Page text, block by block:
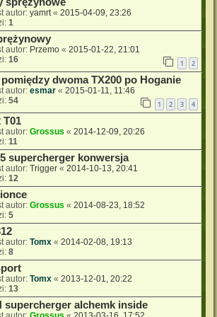
sprężynowe
autor: yamrt« 2015-04-09, 23:26
1
autor: Przemo « 2015-01-22, 21:01
16 1 2
pomiędzy dwoma TX200 po Hoganie
autor: esmar « 2015-01-11, 11:46
54 1 2 3 4
T01
autor: Grossus « 2014-12-09, 20:26
11
supercherger konwersja
autor: Trigger « 2014-10-13, 20:41
12
autor: Grossus « 2014-08-23, 18:52
5
autor: Tomx « 2014-02-08, 19:13
8
autor: Tomx « 2013-12-01, 20:22
13
supercherger alchemk inside